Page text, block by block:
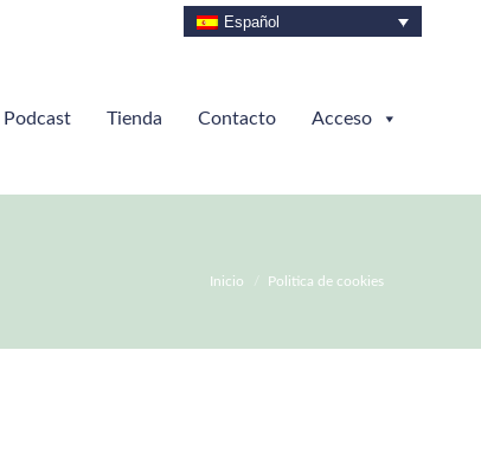
Español
Podcast Tienda Contacto Acceso
Inicio Politica de cookies